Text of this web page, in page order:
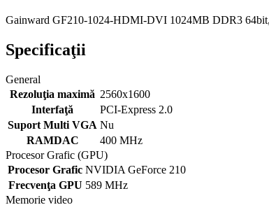
Gainward GF210-1024-HDMI-DVI 1024MB DDR3
Specificaţii
General
Rezoluţia maximă 2560x1600
Interfaţă
PCI-Express 2.0
Suport Multi VGA Nu
RAMDAC
400 MHz
Procesor Grafic (GPU)
Procesor Grafic NVIDIA GeForce 210
Frecvenţa GPU 589 MHz
Memorie video